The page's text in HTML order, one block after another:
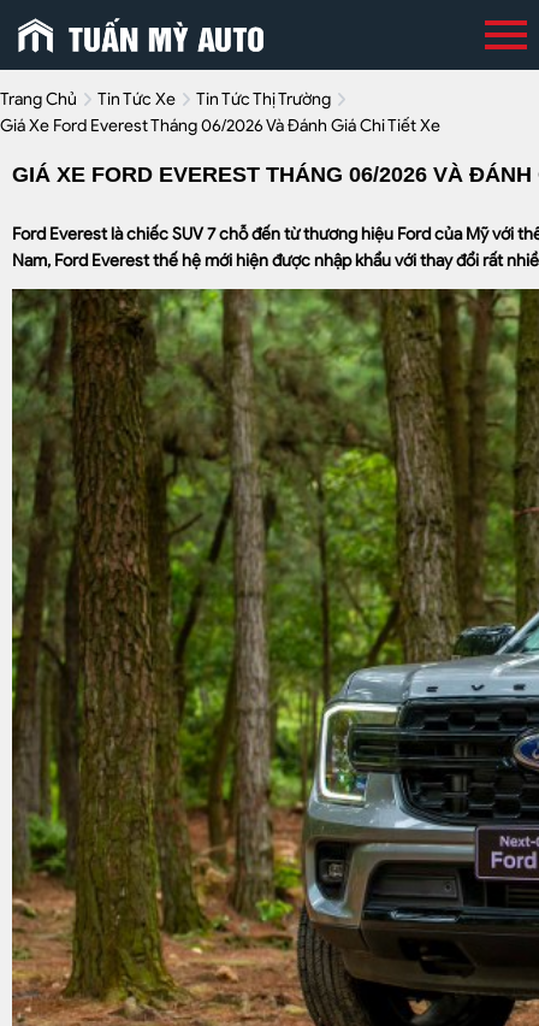
Trang Chủ Tin Tức Xe
Tin Tức Thị Trường
Giá Xe Ford Everest Tháng 06/2026 Và Đánh Giá Chi Tiết Xe
GIÁ XE FORD EVEREST THÁNG 06/2026 VÀ ĐÁNH
Ford Everest là chiếc SUV 7 chỗ đến từ thương hiệu Ford của Mỹ với
Nam, Ford Everest thế hệ mới hiện được nhập khẩu với thay đổi rất